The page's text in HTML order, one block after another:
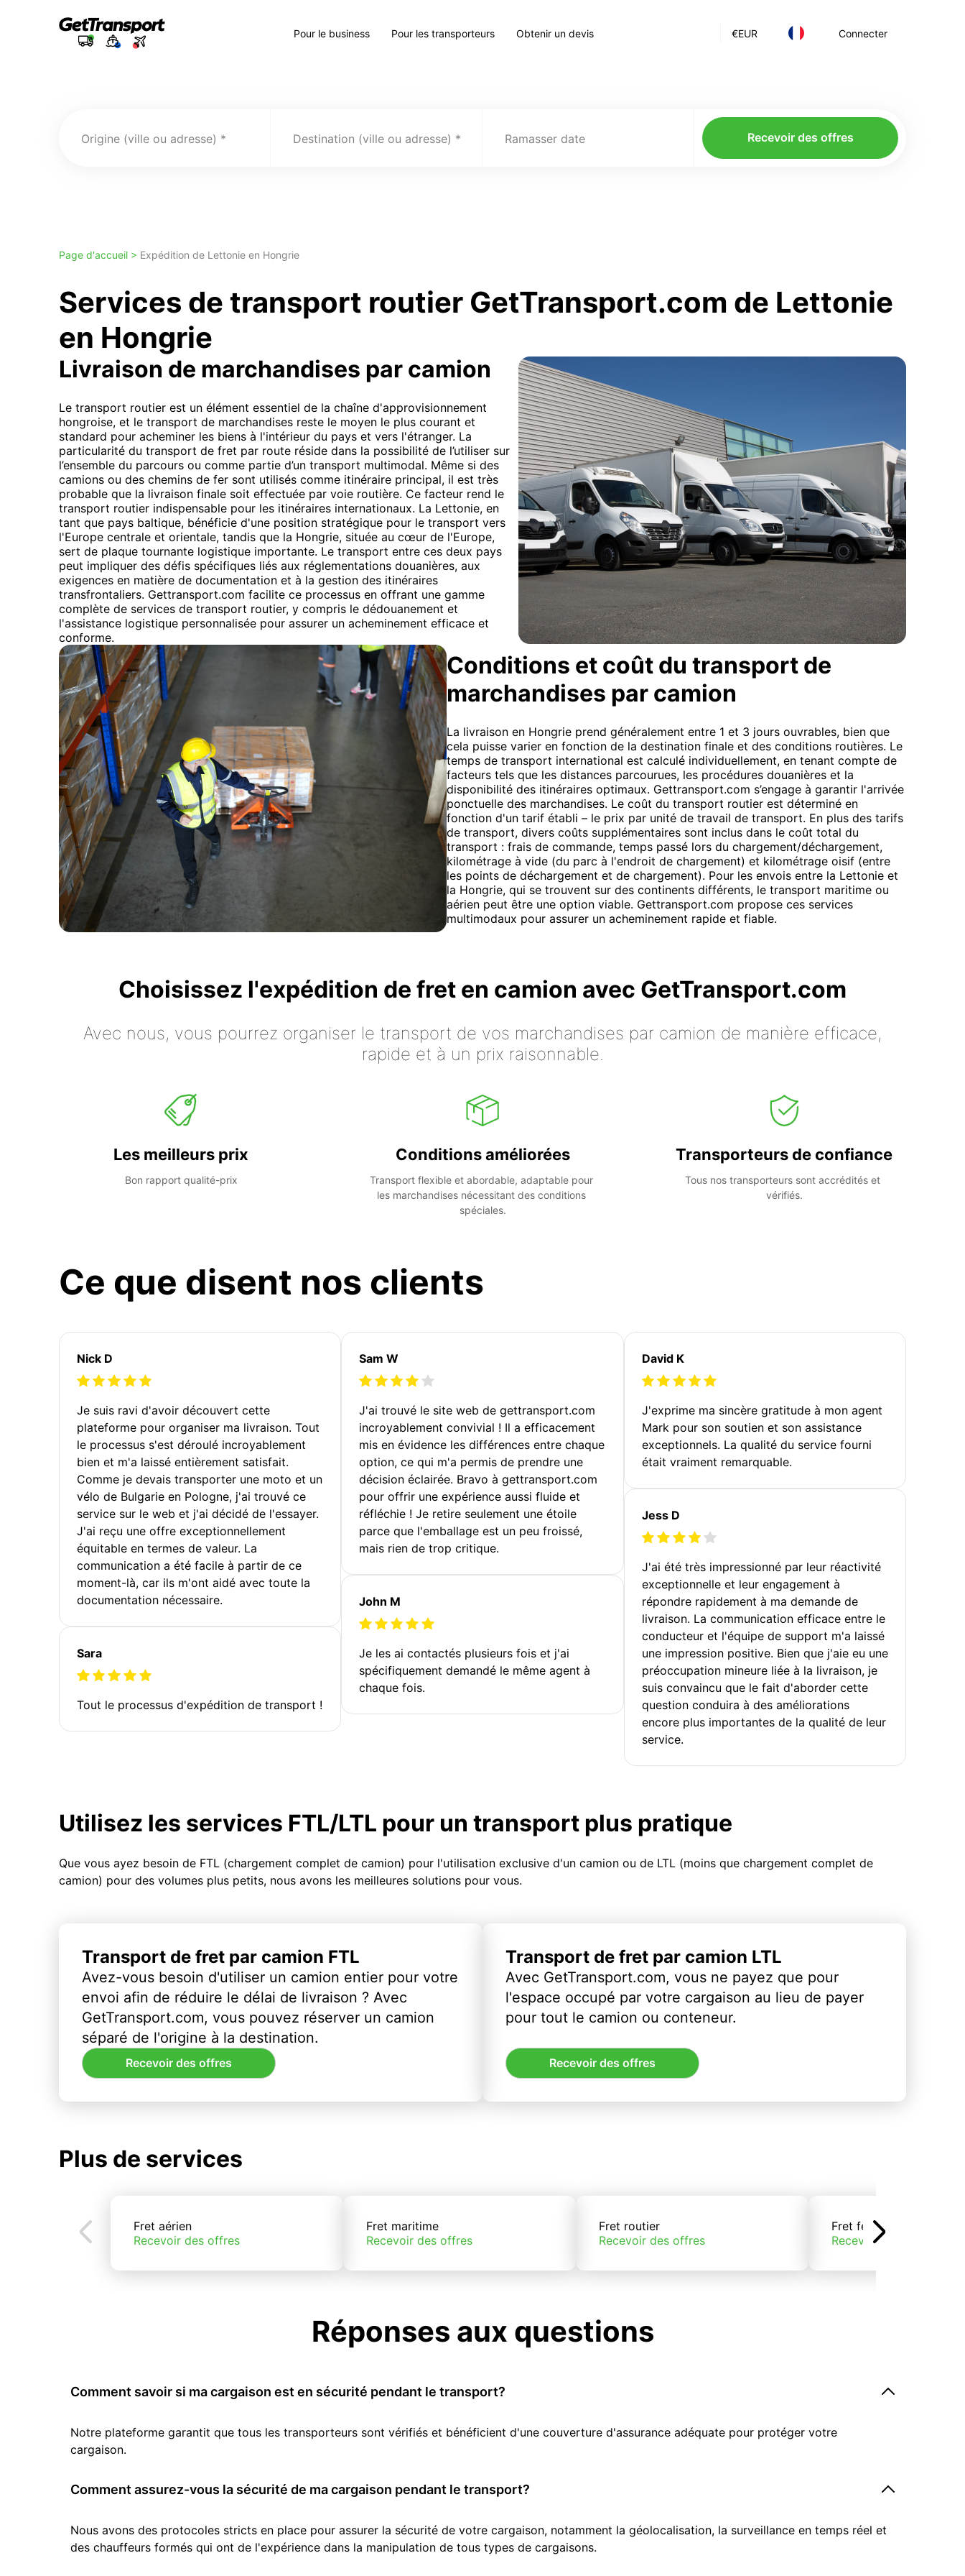
€EUR Connecter
Pour le business Pour les transporteurs Obtenir un devis
Origine (ville ou adresse) Destination (ville ou adresse) Ramasser date Recevoir des offres
Page d'accueil > Expédition de Lettonie en Hongrie
Services de transport routier GetTransport.com de Lettonie
en Hongrie
Livraison de marchandises par camion
Le transport routier est un élément essentiel de la chaîne d'approvisionnement
hongroise, et le transport de marchandises reste le moyen le plus courant et
standard pour acheminer les biens à l'intérieur du pays et vers l'étranger. La
particularité du transport de fret par route réside dans la possibilité de l’utiliser sur
l’ensemble du parcours ou comme partie d’un transport multimodal. Même si des
camions ou des chemins de fer sont utilisés comme itinéraire principal, il est très
probable que la livraison finale soit effectuée par voie routière. Ce facteur rend le
transport routier indispensable pour les itinéraires internationaux. La Lettonie, en
tant que pays baltique, bénéficie d'une position stratégique pour le transport vers
l'Europe centrale et orientale, tandis que la Hongrie, située au cœur de l'Europe,
sert de plaque tournante logistique importante. Le transport entre ces deux pays
peut impliquer des défis spécifiques liés aux réglementations douanières, aux
exigences en matière de documentation et à la gestion des itinéraires
transfrontaliers. Gettransport.com facilite ce processus en offrant une gamme
complète de services de transport routier, y compris le dédouanement et
l'assistance logistique personnalisée pour assurer un acheminement efficace et
conforme.
Conditions et coût du transport de
marchandises par camion
La livraison en Hongrie prend généralement entre 1 et 3 jours ouvrables, bien que
cela puisse varier en fonction de la destination finale et des conditions routières. Le
temps de transport international est calculé individuellement, en tenant compte de
facteurs tels que les distances parcourues, les procédures douanières et la
disponibilité des itinéraires optimaux. Gettransport.com s’engage à garantir l'arrivée
ponctuelle des marchandises. Le coût du transport routier est déterminé en
fonction d'un tarif établi – le prix par unité de travail de transport. En plus des tarifs
de transport, divers coûts supplémentaires sont inclus dans le coût total du
transport : frais de commande, temps passé lors du chargement/déchargement,
kilométrage à vide (du parc à l'endroit de chargement) et kilométrage oisif (entre
les points de déchargement et de chargement). Pour les envois entre la Lettonie et
la Hongrie, qui se trouvent sur des continents différents, le transport maritime ou
aérien peut être une option viable. Gettransport.com propose ces services
multimodaux pour assurer un acheminement rapide et fiable.
Choisissez l'expédition de fret en camion avec GetTransport.com
Avec nous, vous pourrez organiser le transport de vos marchandises par camion de manière efficace,
rapide et à un prix raisonnable.
Les meilleurs prix
Bon rapport qualité-prix
Conditions améliorées
Transport flexible et abordable, adaptable pour
les marchandises nécessitant des conditions
spéciales.
Transporteurs de confiance
Tous nos transporteurs sont accrédités et
vérifiés.
Ce que disent nos clients
Nick D
Je suis ravi d'avoir découvert cette
plateforme pour organiser ma livraison. Tout
le processus s'est déroulé incroyablement
bien et m'a laissé entièrement satisfait.
Comme je devais transporter une moto et un
vélo de Bulgarie en Pologne, j'ai trouvé ce
service sur le web et j'ai décidé de l'essayer.
J'ai reçu une offre exceptionnellement
équitable en termes de valeur. La
communication a été facile à partir de ce
moment-là, car ils m'ont aidé avec toute la
documentation nécessaire.
Sara
Tout le processus d'expédition de transport !
Sam W
J'ai trouvé le site web de gettransport.com
incroyablement convivial ! Il a efficacement
mis en évidence les différences entre chaque
option, ce qui m'a permis de prendre une
décision éclairée. Bravo à gettransport.com
pour offrir une expérience aussi fluide et
réfléchie ! Je retire seulement une étoile
parce que l'emballage est un peu froissé,
mais rien de trop critique.
John M
Je les ai contactés plusieurs fois et j'ai
spécifiquement demandé le même agent à
chaque fois.
David K
J'exprime ma sincère gratitude à mon agent
Mark pour son soutien et son assistance
exceptionnels. La qualité du service fourni
était vraiment remarquable.
Jess D
J'ai été très impressionné par leur réactivité
exceptionnelle et leur engagement à
répondre rapidement à ma demande de
livraison. La communication efficace entre le
conducteur et l'équipe de support m'a laissé
une impression positive. Bien que j'aie eu une
préoccupation mineure liée à la livraison, je
suis convaincu que le fait d'aborder cette
question conduira à des améliorations
encore plus importantes de la qualité de leur
service.
Utilisez les services FTL/LTL pour un transport plus pratique
Que vous ayez besoin de FTL (chargement complet de camion) pour l'utilisation exclusive d'un camion ou de LTL (moins que chargement complet de
camion) pour des volumes plus petits, nous avons les meilleures solutions pour vous.
Transport de fret par camion FTL
Avez-vous besoin d'utiliser un camion entier pour votre
envoi afin de réduire le délai de livraison ? Avec
GetTransport.com, vous pouvez réserver un camion
séparé de l'origine à la destination.
Recevoir des offres
Transport de fret par camion LTL
Avec GetTransport.com, vous ne payez que pour
l'espace occupé par votre cargaison au lieu de payer
pour tout le camion ou conteneur.
Recevoir des offres
Plus de services
Fret aérien
Recevoir des offres
Fret maritime
Recevoir des offres
Fret routier
Recevoir des offres
Fret ferroviaire
Recevoir des offres
Réponses aux questions
Comment savoir si ma cargaison est en sécurité pendant le transport?
Notre plateforme garantit que tous les transporteurs sont vérifiés et bénéficient d'une couverture d'assurance adéquate pour protéger votre
cargaison.
Comment assurez-vous la sécurité de ma cargaison pendant le transport?
Nous avons des protocoles stricts en place pour assurer la sécurité de votre cargaison, notamment la géolocalisation, la surveillance en temps réel et
des chauffeurs formés qui ont de l'expérience dans la manipulation de tous types de cargaisons.